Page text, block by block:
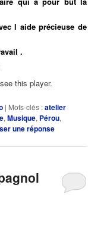
l aide précieuse de
.
this player.
| Mots-clés :atelier
,Musique, Pérou,
une réponse